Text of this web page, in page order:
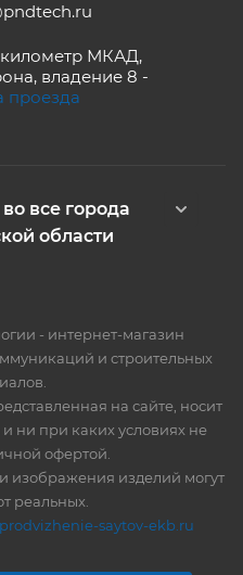
километр МКАД,
владение 8 -
проезда
все города
области
- интернет-магазин
и строительных
на сайте, носит
ни при каких условиях не
офертой.
изображения изделий могут
реальных.
saytov-ekb.ru